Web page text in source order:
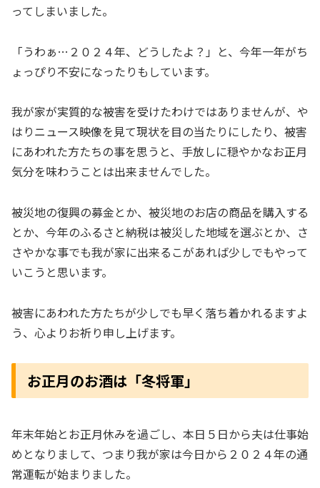
ってしまいました。
「うわぁ…２０２４年、どうしたよ？」と、今年一年がち
ょっぴり不安になったりもしています。
我が家が実質的な被害を受けたわけではありませんが、や
はりニュース映像を見て現状を目の当たりにしたり、被害
にあわれた方たちの事を思うと、手放しに穏やかなお正月
気分を味わうことは出来ませんでした。
被災地の復興の募金とか、被災地のお店の商品を購入する
とか、今年のふるさと納税は被災した地域を選ぶとか、さ
さやかな事でも我が家に出来るこがあれば少しでもやって
いこうと思います。
被害にあわれた方たちが少しでも早く落ち着かれるますよ
う、心よりお祈り申し上げます。
お正月のお酒は「冬将軍」
年末年始とお正月休みを過ごし、本日５日から夫は仕事始
めとなりまして、つまり我が家は今日から２０２４年の通
常運転が始まりました。